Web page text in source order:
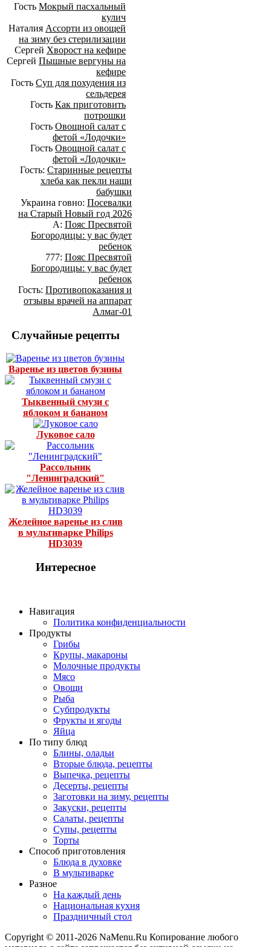
Гость Мокрый пасхальный
кулич
Наталия Ассорти из овощей
на зиму без стерилизации
Сергей Хворост на кефире
Сергей Пышные вергуны на
кефире
Гость Суп для похудения из
сельдерея
Гость Как приготовить
потрошки
Гость Овощной салат с
фетой «Лодочки»
Гость Овощной салат с
фетой «Лодочки»
Гость: Старинные рецепты
хлеба как пекли наши
бабушки
Украина говно: Посевалки
на Старый Новый год 2026
А: Пояс Пресвятой
Богородицы: у вас будет
ребенок
777: Пояс Пресвятой
Богородицы: у вас будет
ребенок
Гость: Противопоказания и
отзывы врачей на аппарат
Алмаг-01
Случайные рецепты
Варенье из цветов бузины
Тыквенный смузи с
яблоком и бананом
Луковое сало
Рассольник
"Ленинградский"
Желейное варенье из слив
в мультиварке Philips
HD3039
Интересное
Навигация
Политика конфиденциальности
Продукты
Грибы
Крупы, макароны
Молочные продукты
Мясо
Овощи
Рыба
Субпродукты
Фрукты и ягоды
Яйца
По типу блюд
Блины, оладьи
Вторые блюда, рецепты
Выпечка, рецепты
Десерты, рецепты
Заготовки на зиму, рецепты
Закуски, рецепты
Салаты, рецепты
Супы, рецепты
Торты
Способ приготовления
Блюда в духовке
В мультиварке
Разное
На каждый день
Национальная кухня
Праздничный стол
Copyright © 2011-2026 NaMenu.Ru Копирование любого